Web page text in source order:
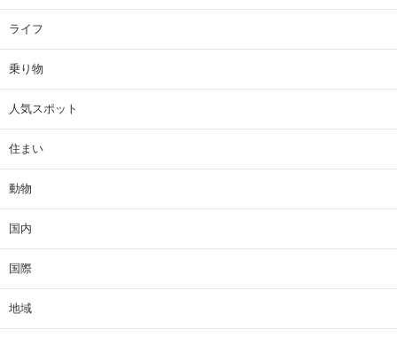
ライフ
乗り物
人気スポット
住まい
動物
国内
国際
地域